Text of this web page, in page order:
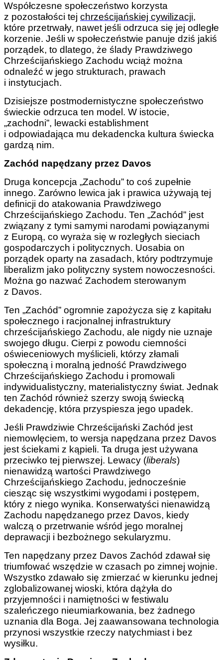
Współczesne społeczeństwo korzysta
z pozostałości tej chrześcijańskiej cywilizacji,
które przetrwały, nawet jeśli odrzuca się jej odległe
korzenie. Jeśli w społeczeństwie panuje dziś jakiś
porządek, to dlatego, że ślady Prawdziwego
Chrześcijańskiego Zachodu wciąż można
odnaleźć w jego strukturach, prawach
i instytucjach.
Dzisiejsze postmodernistyczne społeczeństwo
świeckie odrzuca ten model. W istocie,
„zachodni”, lewacki establishment
i odpowiadająca mu dekadencka kultura świecka
gardzą nim.
Zachód napędzany przez Davos
Druga koncepcja „Zachodu” to coś zupełnie
innego. Zarówno lewica jak i prawica używają tej
definicji do atakowania Prawdziwego
Chrześcijańskiego Zachodu. Ten „Zachód” jest
związany z tymi samymi narodami powiązanymi
z Europą, co wyraża się w rozległych sieciach
gospodarczych i politycznych. Uosabia on
porządek oparty na zasadach, który podtrzymuje
liberalizm jako polityczny system nowoczesności.
Można go nazwać Zachodem sterowanym
z Davos.
Ten „Zachód” ogromnie zapożycza się z kapitału
społecznego i racjonalnej infrastruktury
chrześcijańskiego Zachodu, ale nigdy nie uznaje
swojego długu. Cierpi z powodu ciemności
oświeceniowych myślicieli, którzy złamali
społeczną i moralną jedność Prawdziwego
Chrześcijańskiego Zachodu i promowali
indywidualistyczny, materialistyczny świat. Jednak
ten Zachód również szerzy swoją świecką
dekadencję, która przyspiesza jego upadek.
Jeśli Prawdziwie Chrześcijański Zachód jest
niemowlęciem, to wersja napędzana przez Davos
jest ściekami z kąpieli. Ta druga jest używana
przeciwko tej pierwszej. Lewacy (liberals)
nienawidzą wartości Prawdziwego
Chrześcijańskiego Zachodu, jednocześnie
ciesząc się wszystkimi wygodami i postępem,
który z niego wynika. Konserwatyści nienawidzą
Zachodu napędzanego przez Davos, kiedy
walczą o przetrwanie wśród jego moralnej
deprawacji i bezbożnego sekularyzmu.
Ten napędzany przez Davos Zachód zdawał się
triumfować wszędzie w czasach po zimnej wojnie.
Wszystko zdawało się zmierzać w kierunku jednej
zglobalizowanej wioski, która dążyła do
przyjemności i namiętności w festiwalu
szaleńczego nieumiarkowania, bez żadnego
uznania dla Boga. Jej zaawansowana technologia
przynosi wszystkie rzeczy natychmiast i bez
wysiłku.